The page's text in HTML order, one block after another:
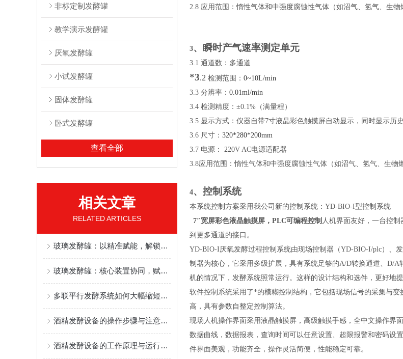
非标定制发酵罐
教学演示发酵罐
厌氧发酵罐
小试发酵罐
固体发酵罐
卧式发酵罐
查看全部
相关文章
RELATED ARTICLES
玻璃发酵罐：以精准赋能，解锁发酵高效新体验
玻璃发酵罐：核心装置协同，赋能精准发酵全流程
多联平行发酵系统如何大幅缩短菌种筛选与工艺优化周期？
酒精发酵设备的操作步骤与注意事项
酒精发酵设备的工作原理与运行逻辑
2.8 应用范围：惰性气体和中强度腐蚀性气体（如沼气、氢气、生物
3、瞬时产气速率测定单元
3.1 通道数：多通道
*3.2 检测范围： 0~10L/min
3.3 分辨率： 0.01ml/min
3.4 检测精度： ±0.1% （满量程）
3.5 显示方式：仪器自带7寸液晶彩色触摸屏自动显示，同时显示历
3.6 尺寸： 320*280*200mm
3.7 电源： 220V AC电源适配器
3.8应用范围：惰性气体和中强度腐蚀性气体（如沼气、氢气、生物
4、控制系统
本系统控制方案采用我公司新的控制系统： YD-BIO-I型控制系统
7″宽屏彩色液晶触摸屏，PLC可编程控制 人机界面友好，一台控
到更多通道的接口。
YD-BIO-I厌氧发酵过程控制系统由现场控制器（YD-BIO-I/plc）、
制器为核心，它采用多级扩展，具有系统足够的A/D转换通道、D/
机的情况下，发酵系统照常运行。这样的设计结构和选件，更好地
软件控制系统采用了*的模糊控制结构，它包括现场信号的采集与
高，具有参数自整定控制算法。
现场人机操作界面采用液晶触摸屏，高级触摸手感，全中文操作界
数据曲线，数据报表，查询时间可以任意设置、超限报警和密码
件界面美观，功能齐全，操作灵活简便，性能稳定可靠。